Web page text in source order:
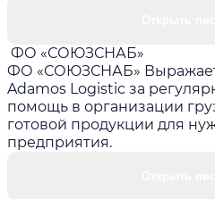
ФО «СОЮЗСНАБ»
ФО «СОЮЗСНАБ» Выражает
Adamos Logistic за
помощь в организации
готовой продукции для
предприятия.